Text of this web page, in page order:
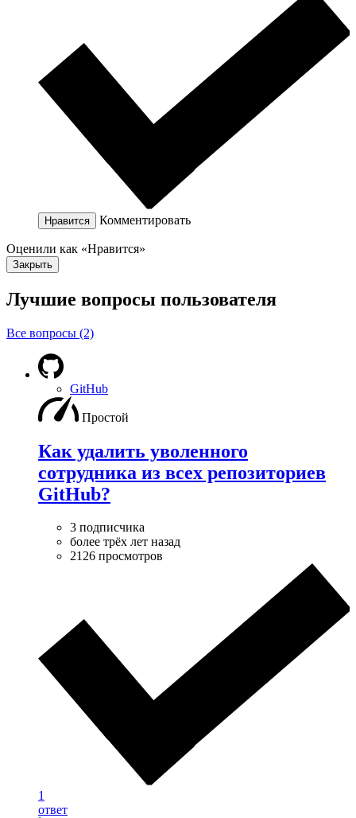
Нравится Комментировать
Оценили как «Нравится»
Закрыть
Лучшие вопросы пользователя
Все вопросы (2)
GitHub
Простой
Как удалить уволенного
сотрудника из всех репозиториев
GitHub?
3 подписчика
более трёх лет назад
2126 просмотров
1
ответ